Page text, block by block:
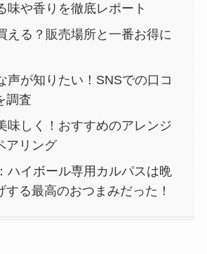
味や香りを徹底レポート
える？販売場所と一番お得に
声が知りたい！SNSでの口コ
調査
味しく！おすすめのアレンジ
アリング
ハイボール専用カルパスは晩
する最高のおつまみだった！